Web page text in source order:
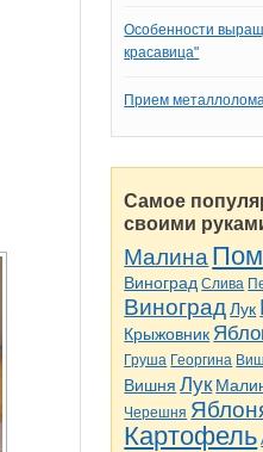
Особенности
красавица"
Прием
Самое
своими
Малина
Виноград Слива
Виноград Лук
Крыжовник
Груша Георгина
Вишня Лук
Черешня
Картофель